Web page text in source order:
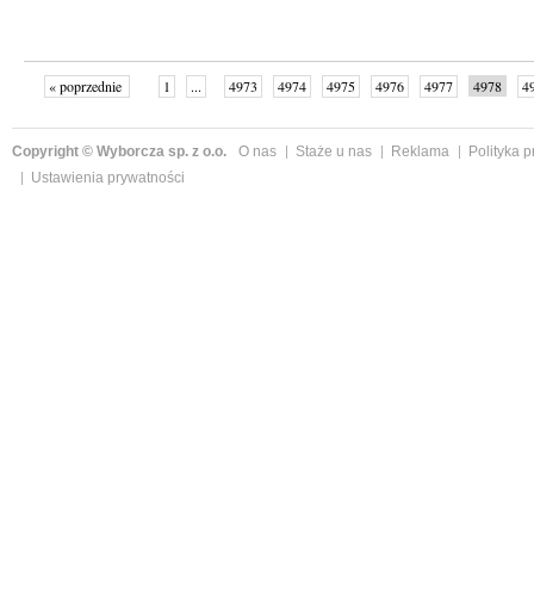
« poprzednie 1 ... 4973 4974 4975 4976 4977 4978
Copyright © Wyborcza sp. z o.o. O nas Staże u nas Reklama
Polityka
Ustawienia prywatności